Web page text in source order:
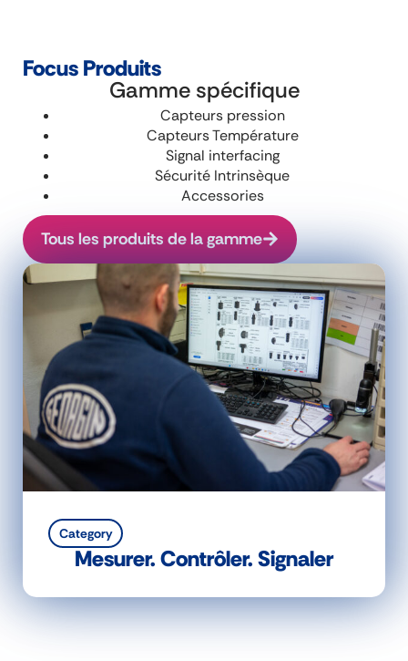
Focus Produits
Gamme spécifique
Capteurs pression
Capteurs Température
Signal interfacing
Sécurité Intrinsèque
Accessories
Tous les produits de la gamme
Category
Mesurer. Contrôler. Signaler